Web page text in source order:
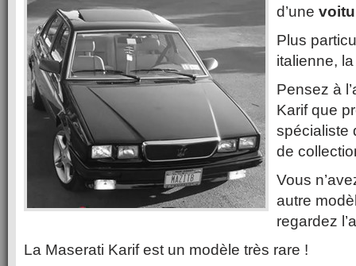
d’une
Plus
italienne,
Pensez à
Karif que
spécialiste
de
Vous
autre
regardez
La Maserati Karif est un modèle très rare !